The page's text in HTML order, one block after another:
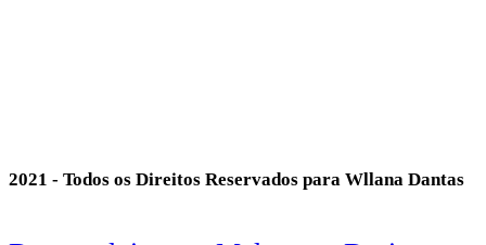
2021 - Todos os Direitos Reservados para Wllana Dantas